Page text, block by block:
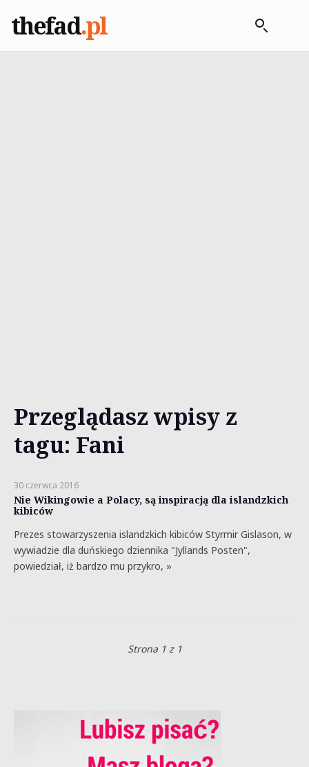
thefad.pl
Przeglądasz wpisy z
tagu: Fani
30 czerwca 2016
Nie Wikingowie a Polacy, są inspiracją dla islandzkich
kibiców
Prezes stowarzyszenia islandzkich kibiców Styrmir Gislason, w
wywiadzie dla duńskiego dziennika "Jyllands Posten",
powiedział, iż bardzo mu przykro, »
Strona 1 z 1